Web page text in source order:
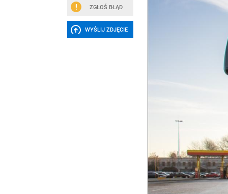
ZGŁOŚ BŁĄD
WYŚLIJ ZDJĘCIE